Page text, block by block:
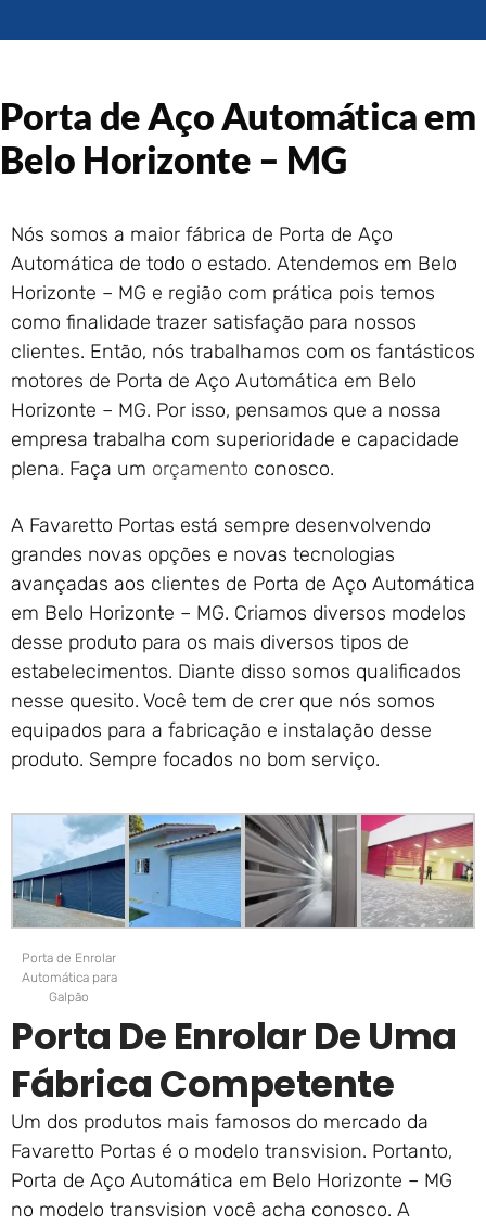
Enrolar em Queimados – RJ
Portão de Garagem de
Enrolar em Petrópolis – RJ
Portão de Garagem de
Enrolar em Nova Iguaçu – RJ
Portão de Garagem de
Enrolar em Nova Friburgo –
RJ
Porta de Aço Automática em
Belo Horizonte – MG
Nós somos a maior fábrica de Porta de Aço
Automática de todo o estado. Atendemos em Belo
Horizonte – MG e região com prática pois temos
como finalidade trazer satisfação para nossos
clientes. Então, nós trabalhamos com os fantásticos
motores de Porta de Aço Automática em Belo
Horizonte – MG. Por isso, pensamos que a nossa
empresa trabalha com superioridade e capacidade
plena. Faça um orçamento conosco.
A Favaretto Portas está sempre desenvolvendo
grandes novas opções e novas tecnologias
avançadas aos clientes de Porta de Aço Automática
em Belo Horizonte – MG. Criamos diversos modelos
desse produto para os mais diversos tipos de
estabelecimentos. Diante disso somos qualificados
nesse quesito. Você tem de crer que nós somos
equipados para a fabricação e instalação desse
produto. Sempre focados no bom serviço.
Porta de Enrolar
Automática para
Galpão
Porta De Enrolar De Uma
Fábrica Competente
Um dos produtos mais famosos do mercado da
Favaretto Portas é o modelo transvision. Portanto,
Porta de Aço Automática em Belo Horizonte – MG
no modelo transvision você acha conosco. A